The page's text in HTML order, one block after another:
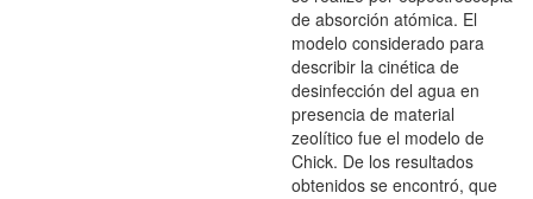
de absorción atómica. El
modelo considerado para
describir la cinética de
desinfección del agua en
presencia de material
zeolítico fue el modelo de
Chick. De los resultados
obtenidos se encontró, que